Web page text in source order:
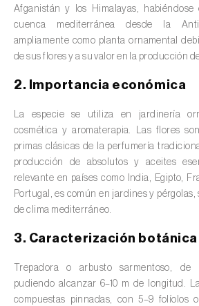
Almendro ( Prunus dulcis
Altramuz ( Lupinus spp. )
Ambientes acuáticos (
valas, canais, açudes,
de tratamento de águas
Anacardo (Anacardium
Apio (Apium graveolens)
Arándano ( Vaccinium spp.
Áreas no cultivadas (-)
Aromáticas, condimentarias
(Coriandrum, Petroselinum,
Artemisia, Foeniculum,
Afganistán y los Himalayas,
cuenca mediterránea desde la
ampliamente como planta ornamental
de sus flores y a su valor en la producción
2. Importancia económica
La especie se utiliza en jardinería
cosmética y aromaterapia. Las flores
primas clásicas de la perfumería
producción de absolutos y aceites
relevante en países como India, Egipto,
Portugal, es común en jardines y
de clima mediterráneo.
3. Caracterización botánica
Trepadora o arbusto sarmentoso, de
pudiendo alcanzar 6–10 m de longitud.
compuestas pinnadas, con 5–9 folíolos